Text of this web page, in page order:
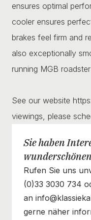
ensures optimal
cooler ensures
brakes feel firm and
also exceptionally
running MGB
See our website
viewings, please
Sie haben
Rufen Sie uns
(0)33 3030 734
an
gerne näher